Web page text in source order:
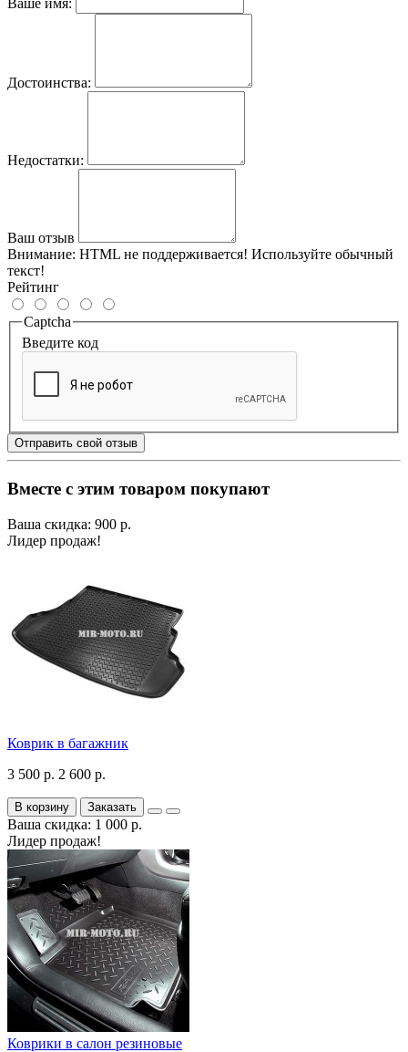
Достоинства:
Недостатки:
Ваш отзыв
Внимание: HTML не поддерживается! Используйте обычный
текст!
Рейтинг
Captcha
Введите код
Отправить свой отзыв
Вместе с этим товаром покупают
Ваша скидка: 900 р.
Лидер продаж!
Коврик в багажник
3 500 р. 2 600 р.
В корзину Заказать
Ваша скидка: 1 000 р.
Лидер продаж!
Коврики в салон резиновые